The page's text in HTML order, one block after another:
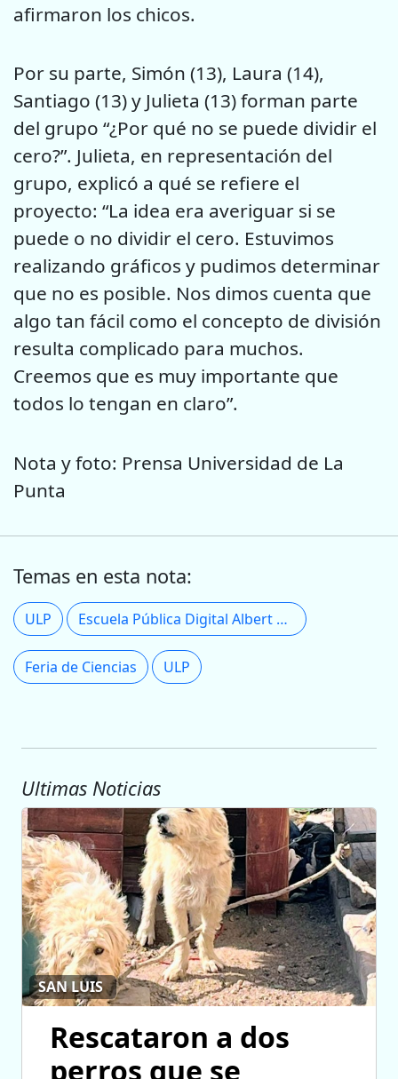
afirmaron los chicos.
Por su parte, Simón (13), Laura (14),
Santiago (13) y Julieta (13) forman parte
del grupo “¿Por qué no se puede dividir el
cero?”. Julieta, en representación del
grupo, explicó a qué se refiere el
proyecto: “La idea era averiguar si se
puede o no dividir el cero. Estuvimos
realizando gráficos y pudimos determinar
que no es posible. Nos dimos cuenta que
algo tan fácil como el concepto de división
resulta complicado para muchos.
Creemos que es muy importante que
todos lo tengan en claro”.
Nota y foto: Prensa Universidad de La
Punta
Temas en esta nota:
ULP Escuela Pública Digital Albert Einstein
Feria de Ciencias ULP
Ultimas Noticias
SAN LUIS
Rescataron a dos
perros que se